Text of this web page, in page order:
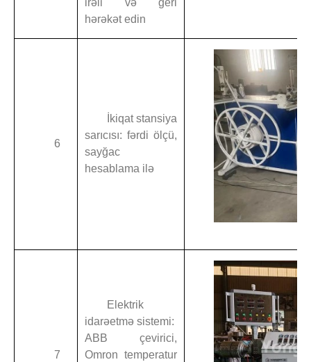
hərəkət edin
6
İkiqat stansiya
sarıcısı: fərdi ölçü,
sayğac
hesablama ilə
7
Elektrik
idarəetmə sistemi:
ABB çevirici,
Omron temperatur